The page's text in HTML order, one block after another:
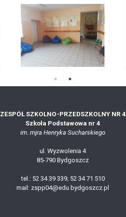
ZESPÓŁ SZKOLNO-PRZEDSZKOLNY NR 4
Szkoła Podstawowa nr 4
im. mjra Henryka Sucharskiego
ul. Wyzwolenia 4
85-790 Bydgoszcz
tel.: 52 34 39 339; 52 34 71 510
mail: zspp04@edu.bydgoszcz.pl